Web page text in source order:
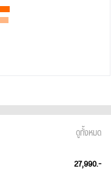
ดูทั้งหมด
27,990.-